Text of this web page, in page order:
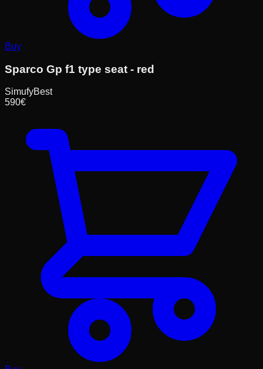
Buy
Sparco Gp f1 type seat - red
SimufyBest
590€